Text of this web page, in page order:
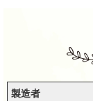
製造者